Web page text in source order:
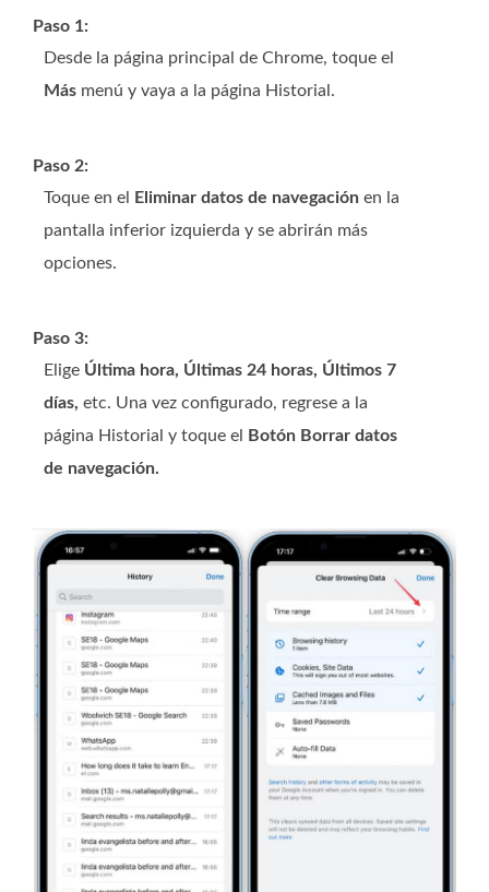
Paso 1:
Desde la página principal de Chrome, toque el
Más menú y vaya a la página Historial.
Paso 2:
Toque en el
Eliminar datos de navegación en la
pantalla inferior izquierda y se abrirán más
opciones.
Paso 3:
Elige Última hora, Últimas 24 horas, Últimos 7
días, etc. Una vez configurado, regrese a la
página Historial y toque el
Botón Borrar datos
de navegación.